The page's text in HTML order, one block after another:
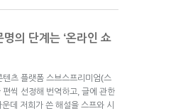
의 단계는 ‘온라인 쇼
츠 플랫폼 스브스프리미엄(스
씩 선정해 번역하고, 글에 관한
데 저희가 쓴 해설을 스프와 시